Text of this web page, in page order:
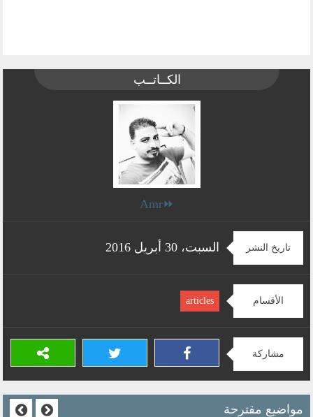
الكــاتــب
⏩Amr
تاريخ النشر السبت، 30 أبريل 2016
الأقسام articles
مشاركة
مواضيع مقترحة